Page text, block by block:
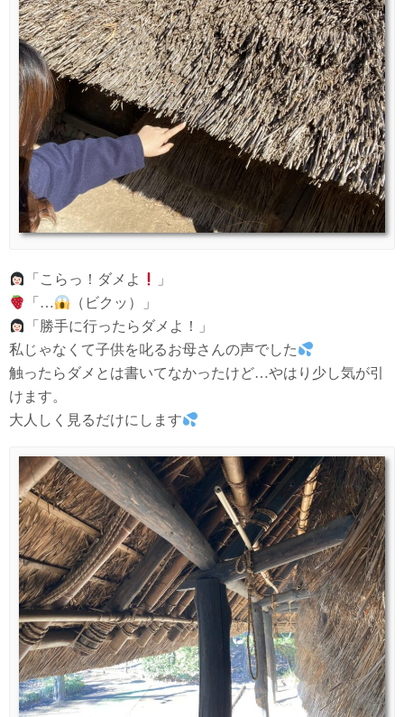
「こらっ！ダメよ
」
「…
（ビクッ）」
「勝手に行ったらダメよ！」
私じゃなくて子供を叱るお母さんの声でした
触ったらダメとは書いてなかったけど…やはり少し気が引
けます。
大人しく見るだけにします